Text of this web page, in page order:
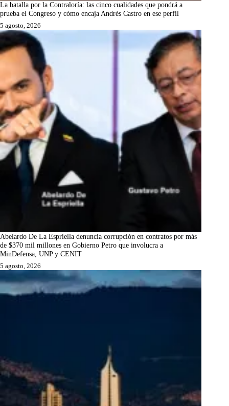
La batalla por la Contraloría: las cinco cualidades que pondrá a
prueba el Congreso y cómo encaja Andrés Castro en ese perfil
5 agosto, 2026
Abelardo De La Espriella denuncia corrupción en contratos por más
de $370 mil millones en Gobierno Petro que involucra a
MinDefensa, UNP y CENIT
5 agosto, 2026